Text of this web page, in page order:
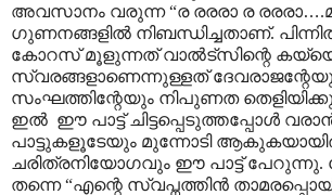
അവസാനം വരുന്ന “ര രരരാ ര രരരാ…
ഗുണനങ്ങളിൽ നിബന്ധിച്ചതാണ്.
കോറസ് മൂളുന്നത് വാൽട്സിന്റെ
സ്വരങ്ങളാണെന്നുള്ളത്
സംഘത്തിന്റേയും നിപുണത
ഇൽ ഈ പാട്ട് ചിട്ടപ്പെടുത്തപ്പോൾ
പാട്ടുകളൂടേയും മുന്നോടി
ചരിത്രനിയോഗവും ഈ പാട്ട് പേറുന്നു.
തന്നെ “എന്റെ സ്വപ്നത്തിൻ